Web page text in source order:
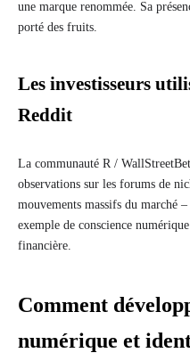
une marque renommée. Sa
porté des fruits.
Les investisseurs
Reddit
La communauté R /
observations sur les forums de
mouvements massifs du marché
exemple de conscience
financière.
Comment
numérique et